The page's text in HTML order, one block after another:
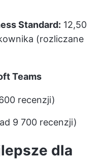
Standard: 12,50
(rozliczane
Teams
recenzji)
9 700 recenzji)
dla